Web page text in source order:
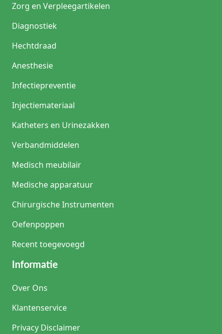
Zorg en Verpleegartikelen
Diagnostiek
Hechtdraad
Anesthesie
Infectiepreventie
Injectiemateriaal
Katheters en Urinezakken
Verbandmiddelen
Medisch meubilair
Medische apparatuur
Chirurgische Instrumenten
Oefenpoppen
Recent toegevoegd
Informatie
Over Ons
Klantenservice
Privacy Disclaimer